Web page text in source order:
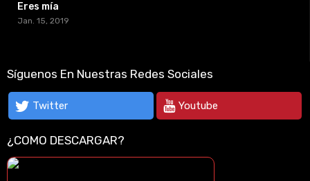
Eres mía
Jan. 15, 2019
Síguenos En Nuestras Redes Sociales
Twitter Youtube
¿COMO DESCARGAR?